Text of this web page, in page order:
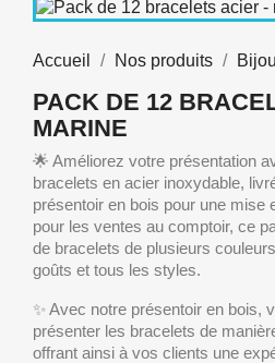
Accueil Nos produits
PACK DE 12
MARINE
🌟 Améliorez votre présentation
bracelets en acier inoxydable,
présentoir en bois pour une mise
pour les ventes au comptoir, ce
de bracelets de plusieurs
goûts et tous les styles.
✨ Avec notre présentoir en bois,
présenter les bracelets de
offrant ainsi à vos clients une